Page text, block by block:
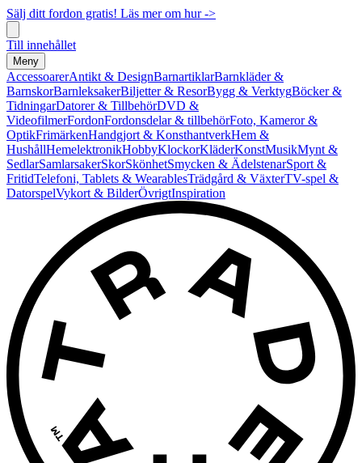
Sälj ditt fordon gratis! Läs mer om hur ->
Till innehållet
Meny
AccessoarerAntikt & DesignBarnartiklarBarnkläder &
BarnskorBarnleksakerBiljetter & ResorBygg & VerktygBöcker &
TidningarDatorer & TillbehörDVD &
VideofilmerFordonFordonsdelar & tillbehörFoto, Kameror &
OptikFrimärkenHandgjort & KonsthantverkHem &
HushållHemelektronikHobbyKlockorKläderKonstMusikMynt &
SedlarSamlarsakerSkorSkönhetSmycken & ÄdelstenarSport &
FritidTelefoni, Tablets & WearablesTrädgård & VäxterTV-spel &
DatorspelVykort & BilderÖvrigtInspiration